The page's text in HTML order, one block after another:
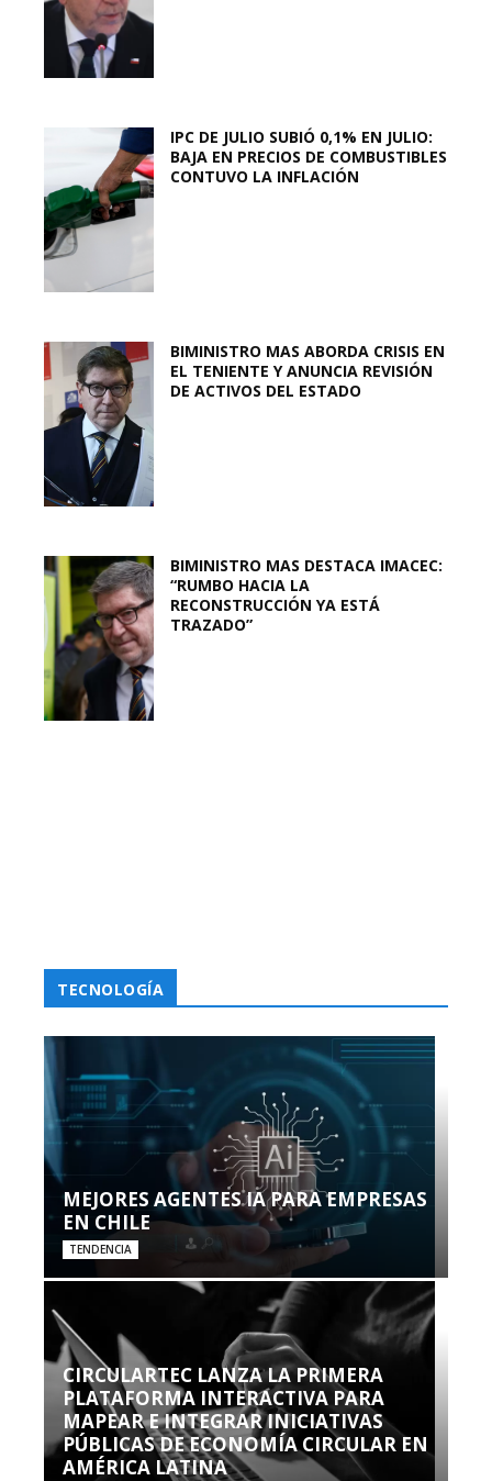
IPC DE JULIO SUBIÓ 0,1% EN JULIO:
BAJA EN PRECIOS DE COMBUSTIBLES
CONTUVO LA INFLACIÓN
BIMINISTRO MAS ABORDA CRISIS EN
EL TENIENTE Y ANUNCIA REVISIÓN
DE ACTIVOS DEL ESTADO
BIMINISTRO MAS DESTACA IMACEC:
“RUMBO HACIA LA
RECONSTRUCCIÓN YA ESTÁ
TRAZADO”
TECNOLOGÍA
MEJORES AGENTES IA PARA EMPRESAS
EN CHILE
TENDENCIA
CIRCULARTEC LANZA LA PRIMERA
PLATAFORMA INTERACTIVA PARA
MAPEAR E INTEGRAR INICIATIVAS
PÚBLICAS DE ECONOMÍA CIRCULAR EN
AMÉRICA LATINA